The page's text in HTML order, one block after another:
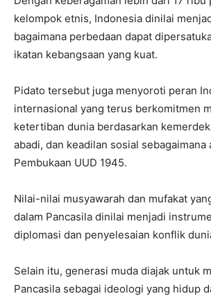
kelompok etnis, Indonesia dinilai
bagaimana perbedaan dapat
ikatan kebangsaan yang kuat.
‎Pidato tersebut juga menyoroti peran
internasional yang terus berkomitmen
ketertiban dunia berdasarkan
abadi, dan keadilan sosial sebagaimana
Pembukaan UUD 1945.
‎Nilai-nilai musyawarah dan mufakat
dalam Pancasila dinilai menjadi
diplomasi dan penyelesaian konflik
‎Selain itu, generasi muda diajak untuk
Pancasila sebagai ideologi yang hidup